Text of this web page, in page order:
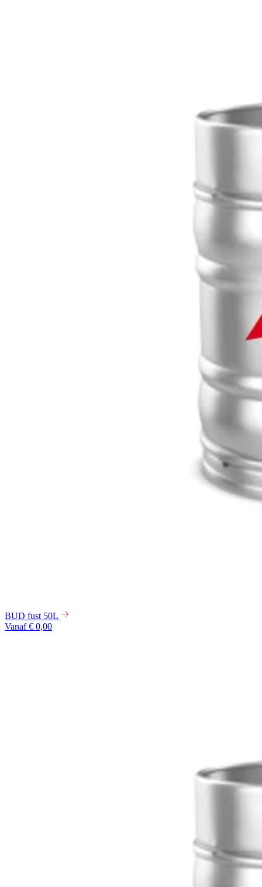
BUD fust 50L
Vanaf € 0,00